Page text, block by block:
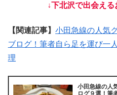
↓下北沢で出会え
【関連記事】 小田急線の人気
ブログ！筆者自ら足を運び一
理
小田急線の人
ログ９選！筆